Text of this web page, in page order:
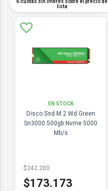
6 cuotas sin interés sobre el precio de
lista
EN STOCK
Disco Ssd M.2 Wd Green
Sn3000 500gb Nvme 5000
Mb/s
$242.200
$173.173